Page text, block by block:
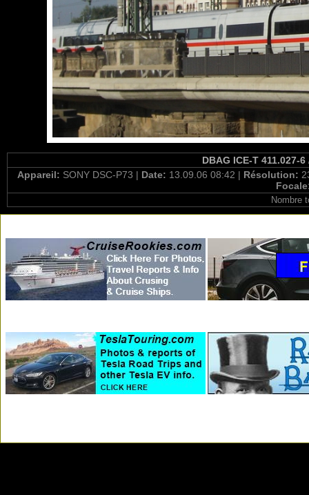
DBAG ICE-T 411.027-
Appareil: SONY DSC-P73 | Date: 13.09.06 08:42 | Résolution:
Nombre